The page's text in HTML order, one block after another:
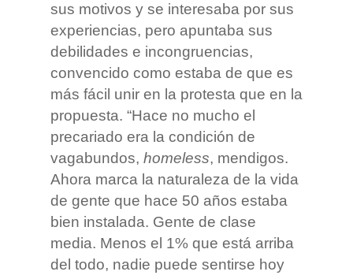
sus motivos y se interesaba por sus
experiencias, pero apuntaba sus
debilidades e incongruencias,
convencido como estaba de que es
más fácil unir en la protesta que en la
propuesta. “Hace no mucho el
precariado era la condición de
vagabundos, homeless, mendigos.
Ahora marca la naturaleza de la vida
de gente que hace 50 años estaba
bien instalada. Gente de clase
media. Menos el 1% que está arriba
del todo, nadie puede sentirse hoy